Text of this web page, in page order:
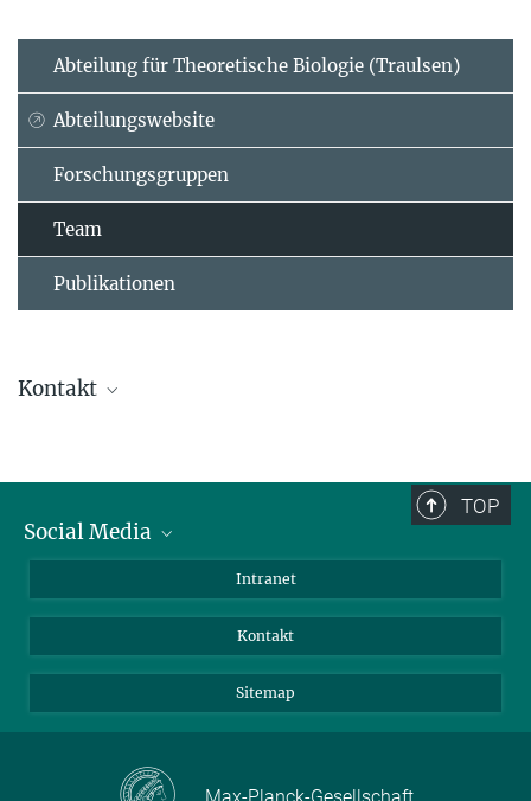
Abteilung für Theoretische Biologie (Traulsen)
Abteilungswebsite
Forschungsgruppen
Team
Publikationen
Kontakt
+49 4522 763-260
Assistenz der Abteilung
TOP
Social Media
LinkedIn
Intranet
Kontakt
Sitemap
Max-Planck-Gesellschaft